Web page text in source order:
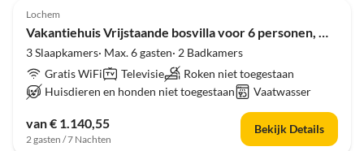
Lochem
Vakantiehuis Vrijstaande bosvilla voor 6 personen, wandel-/fietsroute in Lochem.
3 Slaapkamers· Max. 6 gasten· 2 Badkamers
Gratis WiFi
Televisie
Roken niet toegestaan
Huisdieren en honden niet toegestaan
Vaatwasser
van € 1.140,55
2 gasten / 7 Nachten
Bekijk Details